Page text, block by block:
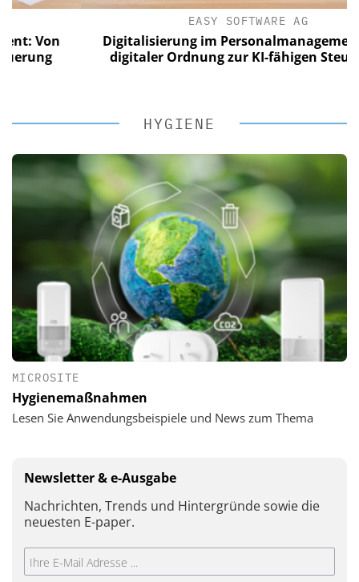
EASY SOFTWARE AG
Digitalisierung im Personalmanagement: Von
digitaler Ordnung zur KI-fähigen Steuerung
HYGIENE
MICROSITE
Hygienemaßnahmen
Lesen Sie Anwendungsbeispiele und News zum Thema
Newsletter & e-Ausgabe
Nachrichten, Trends und Hintergründe sowie die
neuesten E-paper.